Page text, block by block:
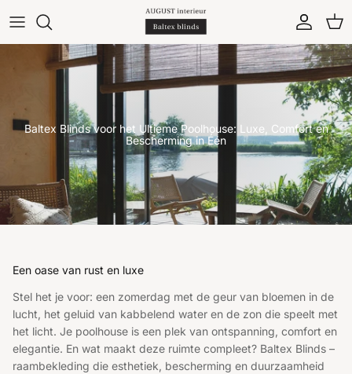
Account
Baltex Blinds voor het Ultieme Poolhouse: Luxe, Comfort en
Bescherming in Één
Een oase van rust en luxe
Stel het je voor: een zomerdag met de geur van bloemen in de
lucht, het geluid van kabbelend water en de zon die speelt met
het licht. Je poolhouse is een plek van ontspanning, comfort en
elegantie. En wat maakt deze ruimte compleet? Baltex Blinds –
raambekleding die esthetiek, bescherming en duurzaamheid